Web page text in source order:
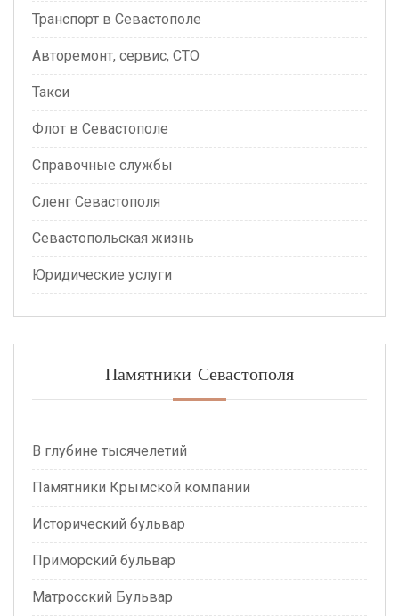
Транспорт в Севастополе
Авторемонт, сервис, СТО
Такси
Флот в Севастополе
Справочные службы
Сленг Севастополя
Севастопольская жизнь
Юридические услуги
Памятники Севастополя
В глубине тысячелетий
Памятники Крымской компании
Исторический бульвар
Приморский бульвар
Матросский Бульвар